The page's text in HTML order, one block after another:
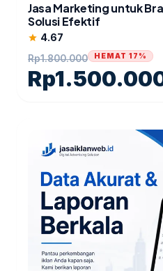
Jasa Marketing untuk
Solusi Efektif
star 4.67
Rp1.800.000
Rp
HEMAT 17%